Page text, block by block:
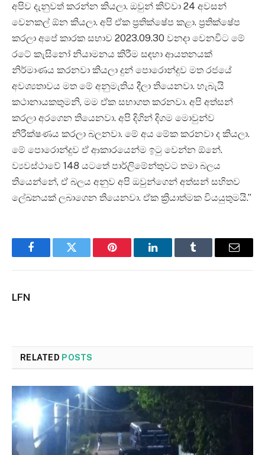
අපිව දැනුවත් කරන්න කියලා. ඔවුන් කිව්වා 24 අවසන්
වෙනකල් ඕන කියලා. අපි ඒක ප්‍රතික්ෂේප කළා. ප්‍රතික්ෂේප
කරලා අපේ කාරක සභාව 2023.09.30 වනදා වෙනවිට මේ
රටේ කැසිනෝ නියාමනය කිරීම සඳහා ආයතනයක්
නිර්මාණය කරනවා කියලා දුන් පොරොන්දුව මත රජයේ
අවශ්‍යතාවය මත මේ අනුමැතිය දීලා තියෙනවා. හැබැයි
කථානායකතුමනි, මම ඒක සභාගත කරනවා. අපි අත්සන්
කරලා අරගෙන තියෙනවා. අපි දිගින් දිගම මොවුන්ව
නිරීක්ෂණය කරලා බලනවා. මේ අය මේක කරනවා ද කියලා.
මේ පොරොන්දුව ඒ ආකාරයෙන්ම ඉටු වෙන්න ඕනේ.
ව්‍යවස්ථාවේ 148 යටතේ පාර්ලිමේන්තුවට තමා බලය
තියෙන්නේ, ඒ බලය අනුව අපි ඔවුන්ගෙන් අත්සන් සහිතව
ලේඛනයක් ලබාගෙන තියෙනවා. ඒක ක්‍රියාත්මක වියයුතුමයි.”
FacebookTwitter Pinterest LinkedInTumblr Email
LFN
RELATED POSTS